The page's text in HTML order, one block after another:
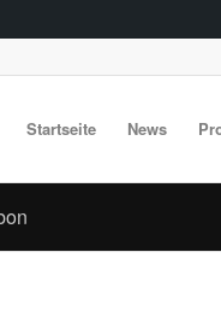
Startseite News